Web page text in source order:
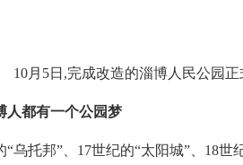
月5日,完成改造的淄博人民公园正
都有一个公园梦
托邦”、17世纪的“太阳城”、18世